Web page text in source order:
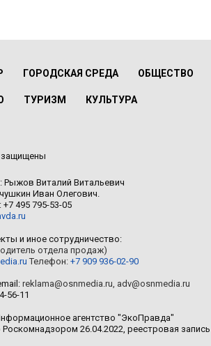
ГОРОДСКАЯ СРЕДА ОБЩЕСТВО
ТУРИЗМ КУЛЬТУРА
защищены
Рыжов Виталий Витальевич
Иван Олегович.
495 795-53-05
и иное сотрудничество:
отдела продаж)
Телефон: +7 909 936-02-90
reklama@osnmedia.ru adv@osnmedia.ru
56-11
агентство "ЭкоПравда"
Роскомнадзором 26.04.2022, реестровая запись